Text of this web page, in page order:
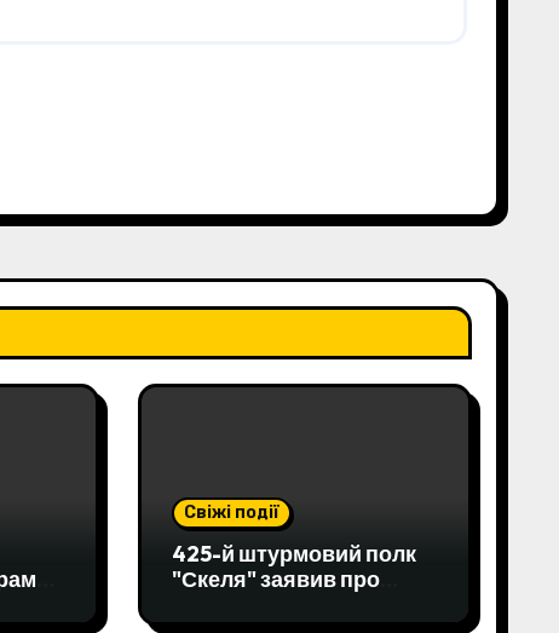
Свіжі події
425-й штурмовий полк
"Скеля" заявив про